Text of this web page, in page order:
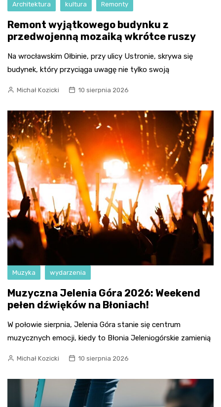
Architektura kultura Remonty
Remont wyjątkowego budynku z
przedwojenną mozaiką wkrótce ruszy
Na wrocławskim Ołbinie, przy ulicy Ustronie, skrywa się
budynek, który przyciąga uwagę nie tylko swoją
Michał Kozicki 10 sierpnia 2026
Muzyka wydarzenia
Muzyczna Jelenia Góra 2026: Weekend
pełen dźwięków na Błoniach!
W połowie sierpnia, Jelenia Góra stanie się centrum
muzycznych emocji, kiedy to Błonia Jeleniogórskie zamienią
Michał Kozicki 10 sierpnia 2026